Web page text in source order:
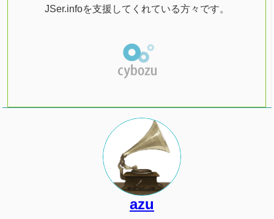
JSer.infoを支援してくれている方々です。
azu